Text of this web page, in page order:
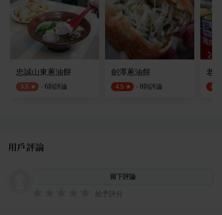
忠誠山東蔥油餅
3.5 · 6則評論
劍潭蔥油餅
4.5 · 8則評論
老
4.5
用戶評論
留下評論
給予評分